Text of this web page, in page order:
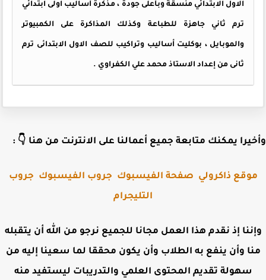
الاول الابتدائي منسقة وبأعلى جودة ، مذكرة أساليب اولى ابتدائي
ترم ثاني جاهزة للطباعة وكذلك المذاكرة على الكمبيوتر
والموبايل ، بوكليت أساليب وتراكيب للصف الاول الابتدائى ترم
ثانى من إعداد الاستاذ محمد علي الكفراوي .
يمكنك متابعة جميع أعمالنا على الانترنت من هنا 👇 :
ذاكرولي صفحة الفيسبوك جروب الفيسبوك جروب
التليجرام
إذ نقدم هذا العمل مجانا للجميع نرجو من الله أن يتقبله
وأن ينفع به الطلاب وأن يكون محققا لما سعينا إليه من
سهولة تقديم المحتوى العلمي والتدريبات ليستفيد منه